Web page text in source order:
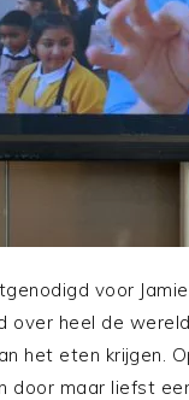
voor Jamie
over heel de
het eten krijgen.
door maar liefst